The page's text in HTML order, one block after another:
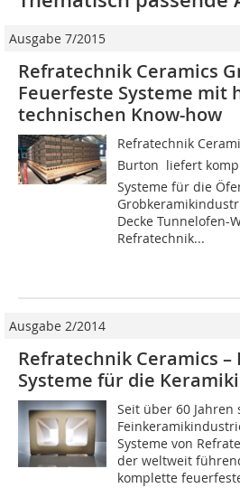
Ausgabe 7/2015
Refratechnik Ceramics
Feuerfeste Systeme mit
technischen Know-how
Refratechnik
Burton  liefert
Systeme für die
Decke Tunnelofen-
Refratechnik...
Ausgabe 2/2014
Refratechnik Ceramics –
Systeme für die
Seit über 60
Systeme von
der weltweit
komplette